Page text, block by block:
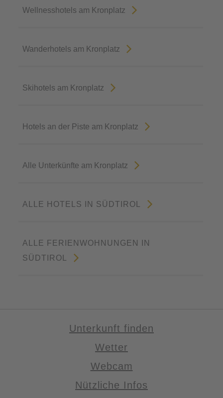
Wellnesshotels am Kronplatz
Wanderhotels am Kronplatz
Skihotels am Kronplatz
Hotels an der Piste am Kronplatz
Alle Unterkünfte am Kronplatz
ALLE HOTELS IN SÜDTIROL
ALLE FERIENWOHNUNGEN IN
SÜDTIROL
Unterkunft finden
Wetter
Webcam
Nützliche Infos